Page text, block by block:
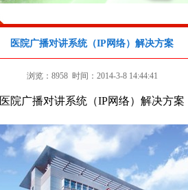
医院广播对讲系统（IP网络）解决方案​
浏览：8958 时间：2014-3-8 14:44:41
医院广播对讲系统（IP网络）解决方案